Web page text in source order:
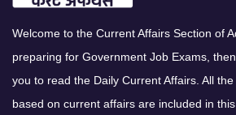
Welcome to the Current Affairs Section of
preparing for Government Job Exams,
you to read the Daily Current Affairs. All
based on current affairs are included in